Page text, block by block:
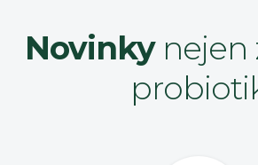
Novinkynejen